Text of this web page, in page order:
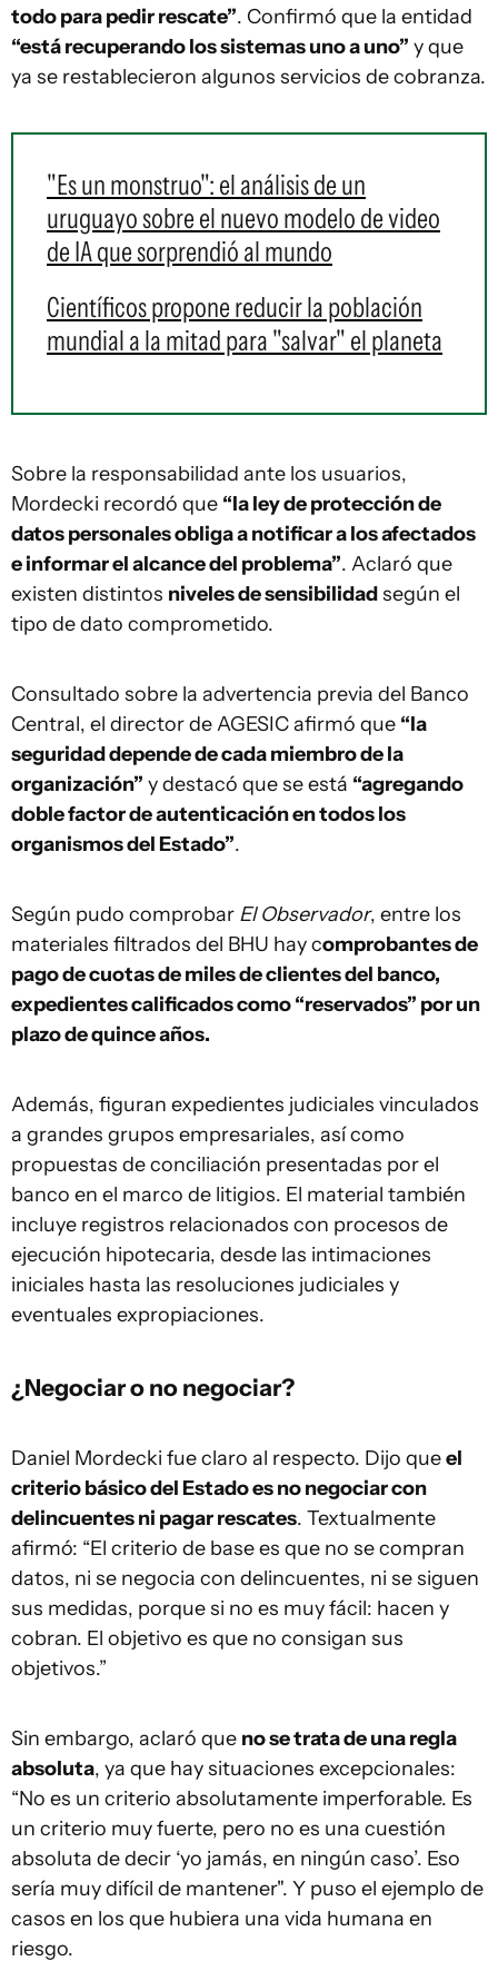
todo para pedir rescate”. Confirmó que la entidad
“está recuperando los sistemas uno a uno” y que
ya se restablecieron algunos servicios de cobranza.
"Es un monstruo": el análisis de un
uruguayo sobre el nuevo modelo de video
de IA que sorprendió al mundo
Científicos propone reducir la población
mundial a la mitad para "salvar" el planeta
Sobre la responsabilidad ante los usuarios,
Mordecki recordó que “la ley de protección de
datos personales obliga a notificar a los afectados
e informar el alcance del problema”. Aclaró que
existen distintos niveles de sensibilidadsegún el
tipo de dato comprometido.
Consultado sobre la advertencia previa del Banco
Central, el director de AGESIC afirmó que “la
seguridad depende de cada miembro de la
organización” y destacó que se está “agregando
doble factor de autenticación en todos los
organismos del Estado”.
Según pudo comprobar El Observador, entre los
materiales filtrados del BHU hay comprobantes de
pago de cuotas de miles de clientes del banco,
expedientes calificados como “reservados” por un
plazo de quince años.
Además, figuran expedientes judiciales vinculados
a grandes grupos empresariales, así como
propuestas de conciliación presentadas por el
banco en el marco de litigios. El material también
incluye registros relacionados con procesos de
ejecución hipotecaria, desde las intimaciones
iniciales hasta las resoluciones judiciales y
eventuales expropiaciones.
¿Negociar o no negociar?
Daniel Mordecki fue claro al respecto. Dijo queel
criterio básico del Estado es no negociar con
delincuentes ni pagar rescates. Textualmente
afirmó: “El criterio de base es que no se compran
datos, ni se negocia con delincuentes, ni se siguen
sus medidas, porque si no es muy fácil: hacen y
cobran. El objetivo es que no consigan sus
objetivos.”
Sin embargo, aclaró que no se trata de una regla
absoluta, ya que hay situaciones excepcionales:
“No es un criterio absolutamente imperforable. Es
un criterio muy fuerte, pero no es una cuestión
absoluta de decir ‘yo jamás, en ningún caso’. Eso
sería muy difícil de mantener". Y puso el ejemplo de
casos en los que hubiera una vida humana en
riesgo.